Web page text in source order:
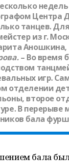
Центра
танцев.
из г.
Аношкина,
. – Во время
игр.
отделении
второе
В
бала
бала